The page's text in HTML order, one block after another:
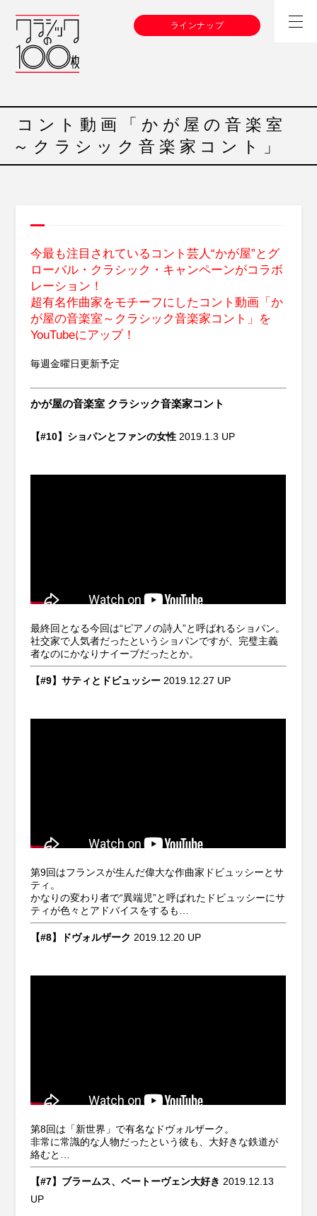
ラインナップ
コント動画「かが屋の音楽室
～クラシック音楽家コント」
今最も注目されているコント芸人“かが屋”とグ
ローバル・クラシック・キャンペーンがコラボ
レーション！
超有名作曲家をモチーフにしたコント動画「か
が屋の音楽室～クラシック音楽家コント」を
YouTubeにアップ！
毎週金曜日更新予定
かが屋の音楽室 クラシック音楽家コント
【#10】ショパンとファンの女性 2019.1.3 UP
最終回となる今回は“ピアノの詩人”と呼ばれるショパン。
社交家で人気者だったというショパンですが、完璧主義
者なのにかなりナイーブだったとか。
【#9】サティとドビュッシー 2019.12.27 UP
第9回はフランスが生んだ偉大な作曲家ドビュッシーとサ
ティ。
かなりの変わり者で“異端児”と呼ばれたドビュッシーにサ
ティが色々とアドバイスをするも…
【#8】ドヴォルザーク 2019.12.20 UP
第8回は「新世界」で有名なドヴォルザーク。
非常に常識的な人物だったという彼も、大好きな鉄道が
絡むと…
【#7】ブラームス、ベートーヴェン大好き 2019.12.13
UP